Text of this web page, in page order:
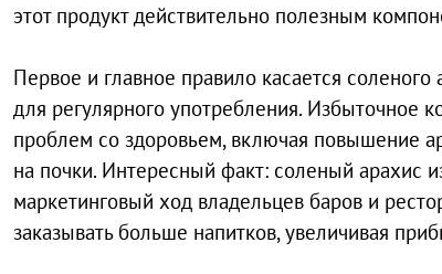
этот продукт действительно полезным
Первое и главное правило касается соленого
для регулярного употребления. Избыточное
проблем со здоровьем, включая повышение
на почки. Интересный факт: соленый арахис
маркетинговый ход владельцев баров и
заказывать больше напитков, увеличивая